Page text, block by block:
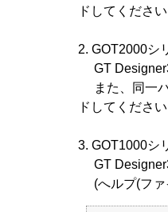
ドしてくださ
2. GOT2000シ
GT
また、同一バ
ドしてくださ
3. GOT1000シ
GT
(へルプ(ファ